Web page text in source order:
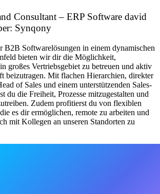
Consultant – ERP Software david
Synqony
B2B Softwarelösungen in einem dynamischen
bieten wir dir die Möglichkeit,
großes Vertriebsgebiet zu betreuen und aktiv
beizutragen. Mit flachen Hierarchien, direkter
of Sales und einem unterstützenden Sales-
du die Freiheit, Prozesse mitzugestalten und
Zudem profitierst du von flexiblen
es dir ermöglichen, remote zu arbeiten und
mit Kollegen an unseren Standorten zu